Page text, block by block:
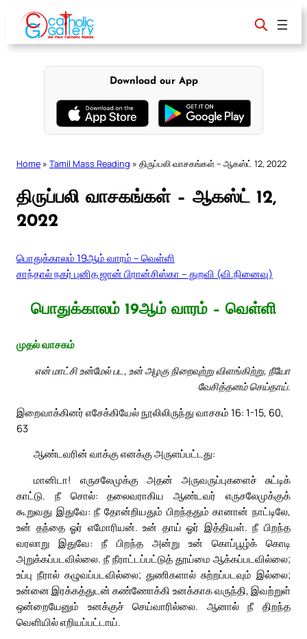
content
Download our App
Home » Tamil Mass Reading » திருப்பலி வாசகங்கள் – ஆகஸ்ட் 12, 2022
திருப்பலி வாசகங்கள் – ஆகஸ்ட் 12,
2022
பொதுக்காலம் 19ஆம் வாரம் – வெள்ளி
சாந்தால் நகர் புனித ஜான் பிரான்சிஸ்கா – துறவி (வி.நினைவு)
பொதுக்காலம் 19ஆம் வாரம் – வெள்ளி
முதல் வாசகம்
என் மாட்சி உன்மேல் பட, உன் அழகு நிறைவுற்று விளங்கிற்று, நீயோ
வேசித்தனம் செய்தாய்.
இறைவாக்கினர் எசேக்கியேல் நூலிலிருந்து வாசகம் 16: 1-15, 60,
63
ஆண்டவரின் வாக்கு எனக்கு அருளப்பட்டது:
மானிடா! எருசலேமுக்கு அதன் அருவருப்புகளைச் சுட்டிக்
காட்டு. நீ சொல்: தலைவராகிய ஆண்டவர் எருசலேமுக்குக்
கூறுவது இதுவே: நீ தோன்றியதும் பிறந்ததும் கானான் நாட்டிலே,
உன் தந்தை ஓர் எமோரியன். உன் தாய் ஓர் இத்தியள். நீ பிறந்த
வரலாறு இதுவே: நீ பிறந்த அன்று உன் கொப்பூழ்க் கொடி
அறுக்கப்படவில்லை. நீ நீராட்டப்பட்டுத் தூய்மை ஆக்கப்படவில்லை;
உப்பு நீரால் கழுவப்படவில்லை; துணிகளால் சுற்றப்படவும் இல்லை;
உன்னை இரக்கத்துடன் கண்ணோக்கி உனக்காக வருந்தி, இவற்றுள்
ஒன்றையேனும் உனக்குச் செய்வாரில்லை. ஆனால் நீ திறந்த
வெளியில் எறியப்பட்டாய்.